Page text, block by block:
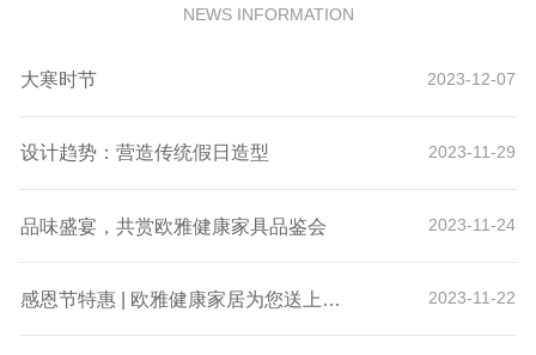
NEWS INFORMATION
大寒时节 2023-12-07
设计趋势：营造传统假日造型 2023-11-29
品味盛宴，共赏欧雅健康家具品鉴会 2023-11-24
感恩节特惠 | 欧雅健康家居为您送上诚挚的感谢与独家折扣！ 2023-11-22